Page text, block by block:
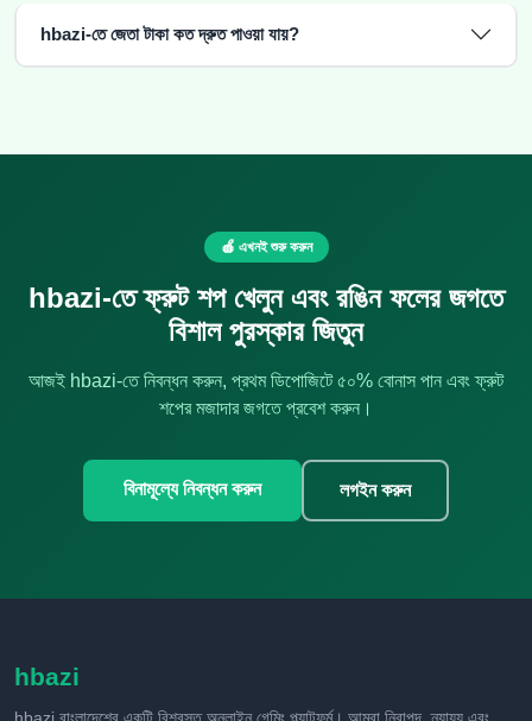
hbazi-তে জেতা টাকা কত দ্রুত পাওয়া যায়?
🍎 এখনই শুরু করুন
hbazi-তে ফ্রুট শপ খেলুন এবং রঙিন ফলের জগতে
বিশাল পুরস্কার জিতুন
আজই hbazi-তে নিবন্ধন করুন, প্রথম ডিপোজিটে ৫০% বোনাস পান এবং ফ্রুট
শপের মজাদার জগতে প্রবেশ করুন।
বিনামূল্যে নিবন্ধন করুন লগইন করুন
hbazi